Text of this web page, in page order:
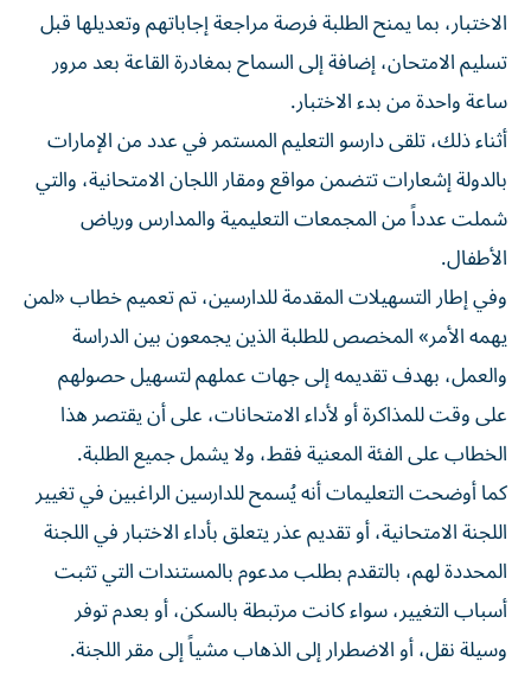
الاختبار، بما يمنح الطلبة فرصة مراجعة إجاباتهم وتعديلها قبل
تسليم الامتحان، إضافة إلى السماح بمغادرة القاعة بعد مرور
ساعة واحدة من بدء الاختبار.
أثناء ذلك، تلقى دارسو التعليم المستمر في عدد من الإمارات
بالدولة إشعارات تتضمن مواقع ومقار اللجان الامتحانية، والتي
شملت عدداً من المجمعات التعليمية والمدارس ورياض
الأطفال.
وفي إطار التسهيلات المقدمة للدارسين، تم تعميم خطاب «لمن
يهمه الأمر» المخصص للطلبة الذين يجمعون بين الدراسة
والعمل، بهدف تقديمه إلى جهات عملهم لتسهيل حصولهم
على وقت للمذاكرة أو لأداء الامتحانات، على أن يقتصر هذا
الخطاب على الفئة المعنية فقط، ولا يشمل جميع الطلبة.
كما أوضحت التعليمات أنه يُسمح للدارسين الراغبين في تغيير
اللجنة الامتحانية، أو تقديم عذر يتعلق بأداء الاختبار في اللجنة
المحددة لهم، بالتقدم بطلب مدعوم بالمستندات التي تثبت
أسباب التغيير، سواء كانت مرتبطة بالسكن، أو بعدم توفر
وسيلة نقل، أو الاضطرار إلى الذهاب مشياً إلى مقر اللجنة.